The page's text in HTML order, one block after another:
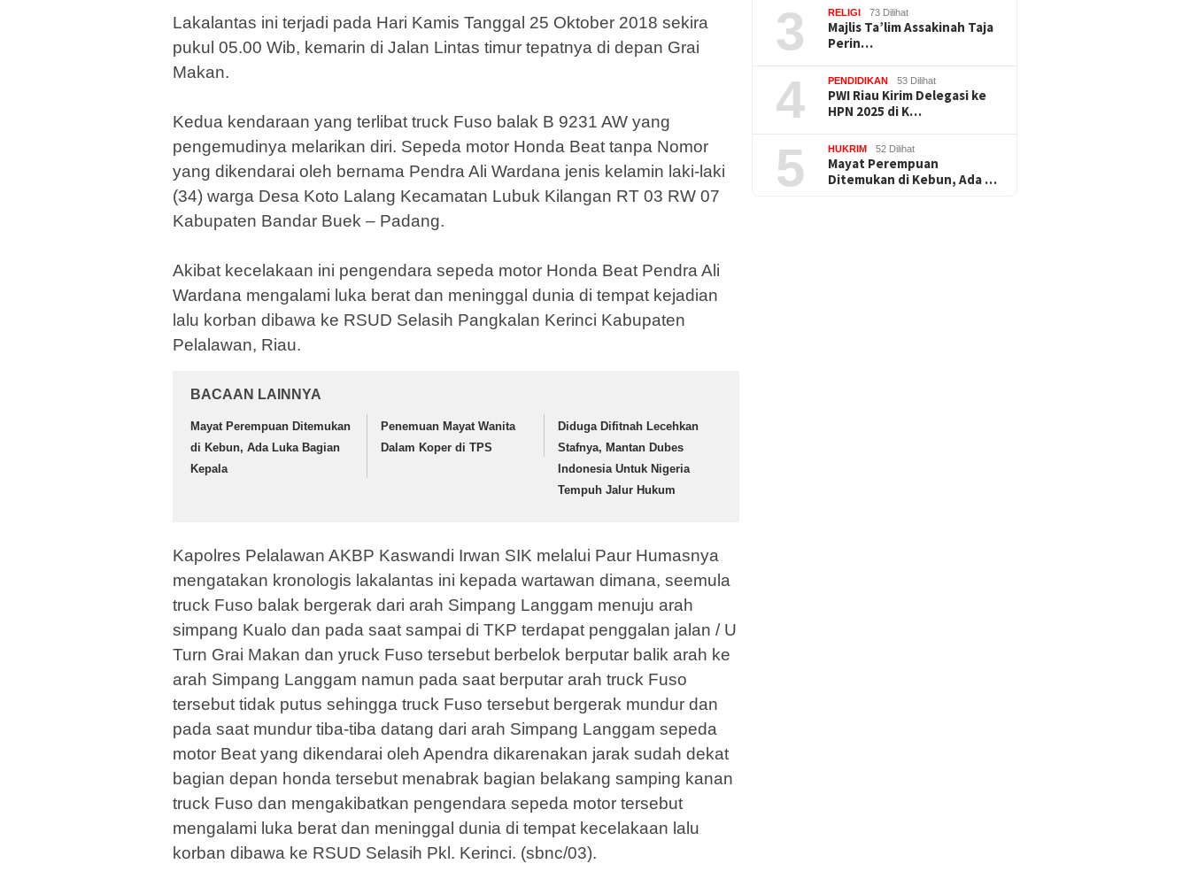
Lakalantas ini terjadi pada Hari Kamis Tanggal 25 Oktober 2018 sekira
pukul 05.00 Wib, kemarin di Jalan Lintas timur tepatnya di depan Grai
Makan.
Kedua kendaraan yang terlibat truck Fuso balak B 9231 AW yang
pengemudinya melarikan diri. Sepeda motor Honda Beat tanpa Nomor
yang dikendarai oleh bernama Pendra Ali Wardana jenis kelamin laki-laki
(34) warga Desa Koto Lalang Kecamatan Lubuk Kilangan RT 03 RW 07
Kabupaten Bandar Buek – Padang.
Akibat kecelakaan ini pengendara sepeda motor Honda Beat Pendra Ali
Wardana mengalami luka berat dan meninggal dunia di tempat kejadian
lalu korban dibawa ke RSUD Selasih Pangkalan Kerinci Kabupaten
Pelalawan, Riau.
BACAAN LAINNYA
Mayat Perempuan Ditemukan
di Kebun, Ada Luka Bagian
Kepala
Penemuan Mayat Wanita
Dalam Koper di TPS
Diduga Difitnah Lecehkan
Stafnya, Mantan Dubes
Indonesia Untuk Nigeria
Tempuh Jalur Hukum
Kapolres Pelalawan AKBP Kaswandi Irwan SIK melalui Paur Humasnya
mengatakan kronologis lakalantas ini kepada wartawan dimana, seemula
truck Fuso balak bergerak dari arah Simpang Langgam menuju arah
simpang Kualo dan pada saat sampai di TKP terdapat penggalan jalan / U
Turn Grai Makan dan yruck Fuso tersebut berbelok berputar balik arah ke
arah Simpang Langgam namun pada saat berputar arah truck Fuso
tersebut tidak putus sehingga truck Fuso tersebut bergerak mundur dan
pada saat mundur tiba-tiba datang dari arah Simpang Langgam sepeda
motor Beat yang dikendarai oleh Apendra dikarenakan jarak sudah dekat
bagian depan honda tersebut menabrak bagian belakang samping kanan
truck Fuso dan mengakibatkan pengendara sepeda motor tersebut
mengalami luka berat dan meninggal dunia di tempat kecelakaan lalu
korban dibawa ke RSUD Selasih Pkl. Kerinci. (sbnc/03).
3 RELIGI 73 Dilihat
Majlis Ta’lim Assakinah Taja
Perin…
4 PENDIDIKAN 53 Dilihat
PWI Riau Kirim Delegasi ke
HPN 2025 di K…
5 HUKRIM 52 Dilihat
Mayat Perempuan
Ditemukan di Kebun, Ada …